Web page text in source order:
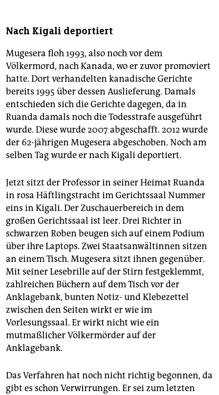
Nach Kigali deportiert
Mugesera floh 1993, also noch vor dem
Völkermord, nach Kanada, wo er zuvor promoviert
hatte. Dort verhandelten kanadische Gerichte
bereits 1995 über dessen Auslieferung. Damals
entschieden sich die Gerichte dagegen, da in
Ruanda damals noch die Todesstrafe ausgeführt
wurde. Diese wurde 2007 abgeschafft. 2012 wurde
der 62-jährigen Mugesera abgeschoben. Noch am
selben Tag wurde er nach Kigali deportiert.
Jetzt sitzt der Professor in seiner Heimat Ruanda
in rosa Häftlingstracht im Gerichtssaal Nummer
eins in Kigali. Der Zuschauerbereich in dem
großen Gerichtssaal ist leer. Drei Richter in
schwarzen Roben beugen sich auf einem Podium
über ihre Laptops. Zwei Staatsanwältinnen sitzen
an einem Tisch. Mugesera sitzt ihnen gegenüber.
Mit seiner Lesebrille auf der Stirn festgeklemmt,
zahlreichen Büchern auf dem Tisch vor der
Anklagebank, bunten Notiz- und Klebezettel
zwischen den Seiten wirkt er wie im
Vorlesungssaal. Er wirkt nicht wie ein
mutmaßlicher Völkermörder auf der
Anklagebank.
Das Verfahren hat noch nicht richtig begonnen, da
gibt es schon Verwirrungen. Er sei zum letzten